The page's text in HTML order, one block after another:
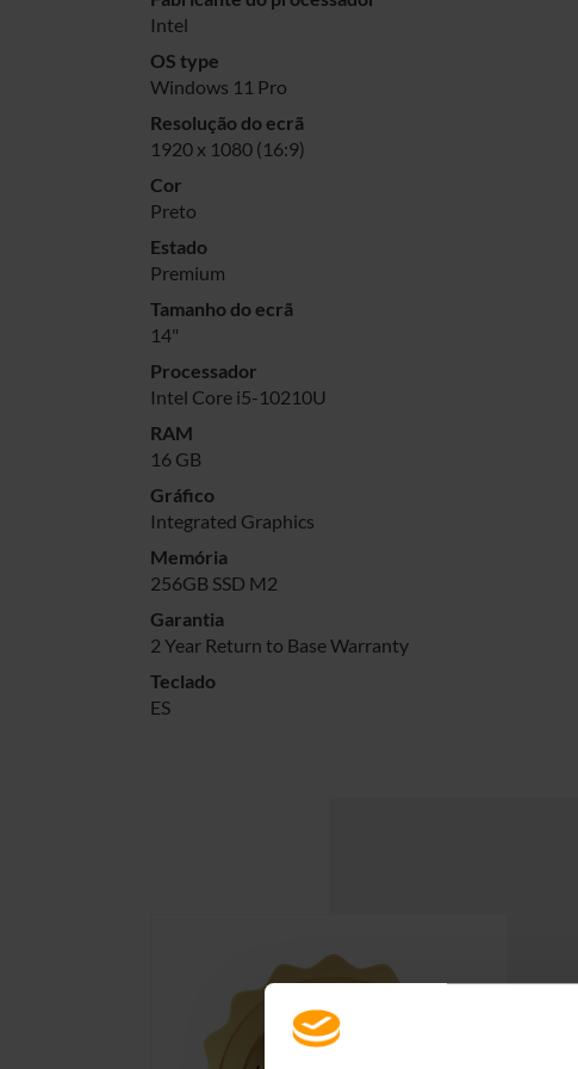
Intel
OS type
Windows 11 Pro
Resolução do ecrã
1920 x 1080 (16:9)
Cor
Preto
Estado
Premium
Tamanho do ecrã
14"
Processador
Intel Core i5-10210U
RAM
16 GB
Gráfico
Integrated Graphics
Memória
256GB SSD M2
Garantia
2 Year Return to Base Warranty
Teclado
ES